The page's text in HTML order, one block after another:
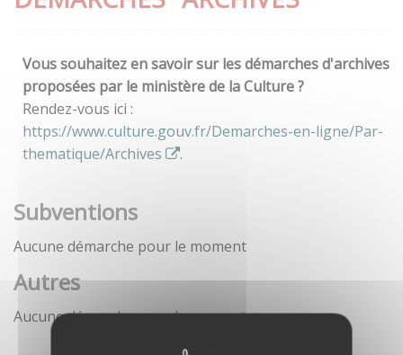
Vous souhaitez en savoir sur les démarches d'archives
proposées par le ministère de la Culture ?
Rendez-vous ici :
https://www.culture.gouv.fr/Demarches-en-ligne/Par-
thematique/Archives
.
Subventions
Aucune démarche pour le moment
Autres
Aucune démarche pour le moment